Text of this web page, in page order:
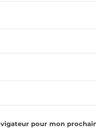
pour mon